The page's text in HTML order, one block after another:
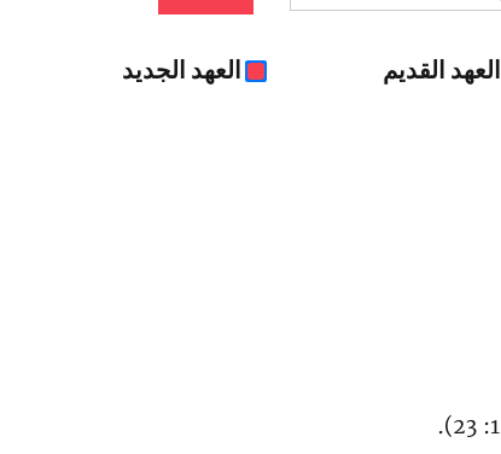
العهد القديم العهد الجديد